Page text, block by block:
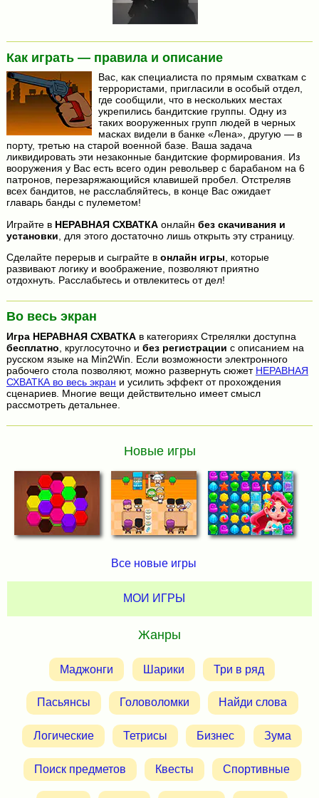
Как играть — правила и описание
Вас, как специалиста по прямым схваткам с
террористами, пригласили в особый отдел,
где сообщили, что в нескольких местах
укрепились бандитские группы. Одну из
таких вооруженных групп людей в черных
масках видели в банке «Лена», другую — в
порту, третью на старой военной базе. Ваша задача
ликвидировать эти незаконные бандитские формирования. Из
вооружения у Вас есть всего один револьвер с барабаном на 6
патронов, перезаряжающийся клавишей пробел. Отстреляв
всех бандитов, не расслабляйтесь, в конце Вас ожидает
главарь банды с пулеметом!
Играйте в НЕРАВНАЯ СХВАТКАонлайн без скачивания и
установки , для этого достаточно лишь открыть эту страницу.
Сделайте перерыв и сыграйте в онлайн игры , которые
развивают логику и воображение, позволяют приятно
отдохнуть. Расслабьтесь и отвлекитесь от дел!
Во весь экран
Игра НЕРАВНАЯ СХВАТКАв категориях Стрелялки доступна
бесплатно , круглосуточно и без регистрации с описанием на
русском языке на Min2Win. Если возможности электронного
рабочего стола позволяют, можно развернуть сюжет НЕРАВНАЯ
СХВАТКА во весь экран и усилить эффект от прохождения
сценариев. Многие вещи действительно имеет смысл
рассмотреть детальнее.
Новые игры
Все новые игры
МОИ ИГРЫ
Жанры
Маджонги Шарики Три в ряд
Пасьянсы Головоломки Найди слова
Логические Тетрисы Бизнес Зума
Поиск предметов Квесты Спортивные